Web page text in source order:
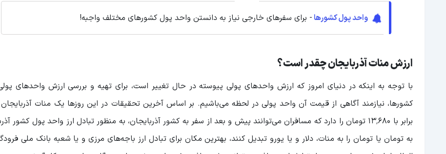
واحد پول کشورها- برای سفرهای خارجی نیاز به دانستن واحد پول کشورهای مختلف واجبه!
ارزش منات آذربایجان چقدر است؟
با توجه به اینکه در دنیای امروز که ارزش واحدهای پولی پیوسته در حال تغییر است، برای تهیه و بررسی ارزش واحدهای
کشورها، نیازمند آگاهی از قیمت آن واحد پولی در لحظه می‌باشیم. بر اساس آخرین تحقیقات در این روزها یک منات
برابر با ۱۳٬۶۸۰ تومان را دارد که مسافران می‌توانند پیش و بعد از سفر به کشور آذربایجان، به منظور تبادل ارز واحد پول کشور
به تومان یا تومان را به منات، دلار و یا یورو تبدیل کنند، بهترین مکان برای تبادل ارز باجه‌های مرزی و یا شعبه بانک ملی